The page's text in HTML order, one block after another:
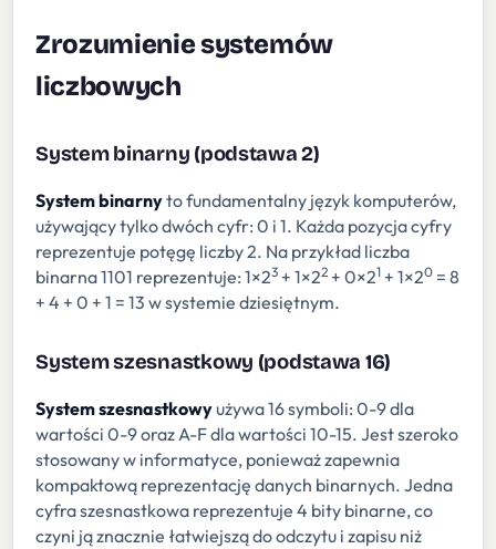
Zrozumienie systemów
liczbowych
System binarny (podstawa 2)
System binarnyto fundamentalny język komputerów,
używający tylko dwóch cyfr: 0 i 1. Każda pozycja cyfry
reprezentuje potęgę liczby 2. Na przykład liczba
binarna 1101 reprezentuje: 1×23 + 1×22 + 0×21 + 1×20 = 8
+ 4 + 0 + 1 = 13 w systemie dziesiętnym.
System szesnastkowy (podstawa 16)
System szesnastkowyużywa 16 symboli: 0-9 dla
wartości 0-9 oraz A-F dla wartości 10-15. Jest szeroko
stosowany w informatyce, ponieważ zapewnia
kompaktową reprezentację danych binarnych. Jedna
cyfra szesnastkowa reprezentuje 4 bity binarne, co
czyni ją znacznie łatwiejszą do odczytu i zapisu niż